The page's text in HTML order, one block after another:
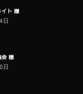
ト 様
日
会 様
日